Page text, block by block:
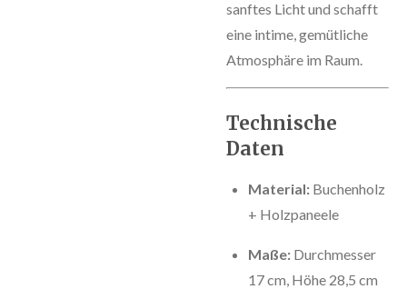
sanftes Licht und schafft
eine intime, gemütliche
Atmosphäre im Raum.
Technische
Daten
Material: Buchenholz
+ Holzpaneele
Maße: Durchmesser
17 cm, Höhe 28,5 cm